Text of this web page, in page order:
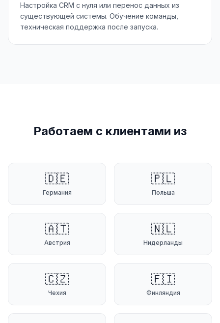
Настройка CRM с нуля или перенос данных из
существующей системы. Обучение команды,
техническая поддержка после запуска.
Работаем с клиентами из
🇩🇪
Германия
🇵🇱
Польша
🇦🇹
Австрия
🇳🇱
Нидерланды
🇨🇿
Чехия
🇫🇮
Финляндия